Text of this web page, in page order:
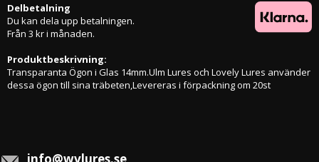
Delbetalning
Du kan dela upp betalningen.
Från 3 kr i månaden.
Produktbeskrivning:
Transparanta Ögon i Glas 14mm.Ulm Lures och Lovely Lures använder
dessa ögon till sina träbeten,Levereras i förpackning om 20st
info@wvlures.se